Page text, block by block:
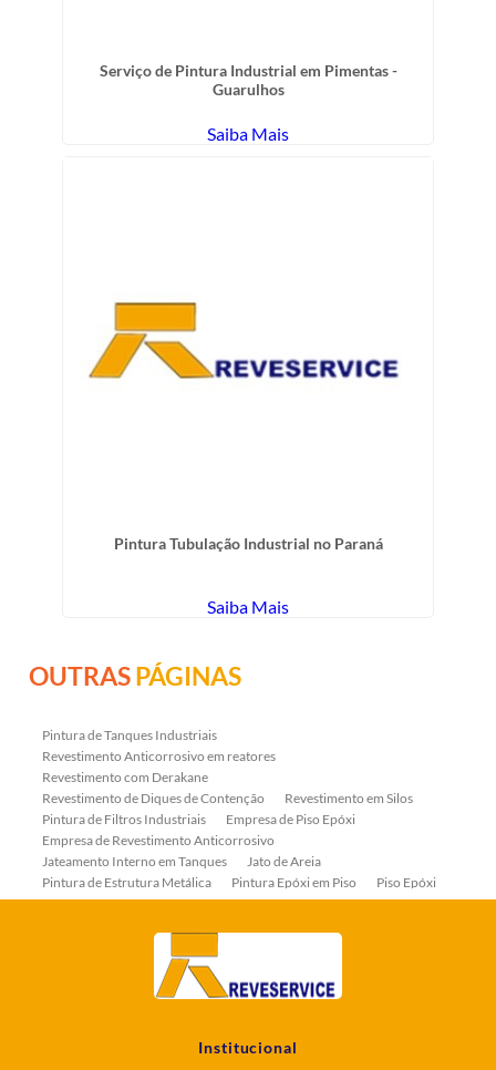
Serviço de Pintura Industrial em Pimentas -
Guarulhos
Saiba Mais
Pintura Tubulação Industrial no Paraná
Saiba Mais
OUTRASPÁGINAS
Pintura de Tanques Industriais
Revestimento Anticorrosivo em reatores
Revestimento com Derakane
Revestimento de Diques de Contenção
Revestimento em Silos
Pintura de Filtros Industriais
Empresa de Piso Epóxi
Empresa de Revestimento Anticorrosivo
Jateamento Interno em Tanques
Jato de Areia
Pintura de Estrutura Metálica
Pintura Epóxi em Piso
Piso Epóxi
Piso Epóxi Autonivelante
Revestimento E-coat em Serpentinas
Revestimentos Anticorrosivos em Trocadores de Calor
Revestimentos em Tanques
Revestimentos Fenólicos
Empresa Jateamento Abrasivo
Jateamento Abrasivo
Institucional